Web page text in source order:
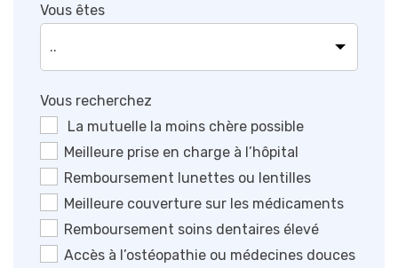
Vous êtes
Vous recherchez
La mutuelle la moins chère possible
Meilleure prise en charge à l’hôpital
Remboursement lunettes ou lentilles
Meilleure couverture sur les médicaments
Remboursement soins dentaires élevé
Accès à l’ostéopathie ou médecines douces